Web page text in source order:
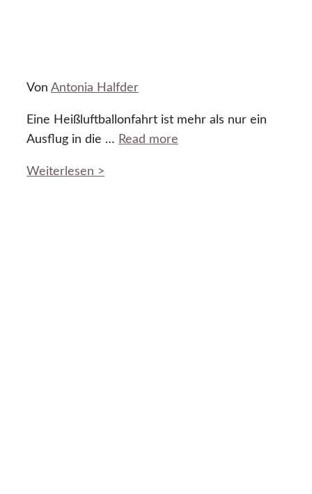
Von Antonia Halfder
Eine Heißluftballonfahrt ist mehr als nur ein
Ausflug in die … Read more
Weiterlesen >